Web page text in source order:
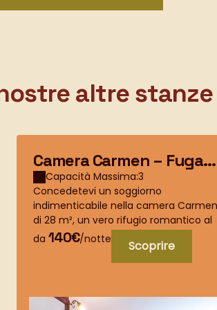
altre stanze
Camera Carmen – Fuga
romantica nel cuore della
Provenza
Capacità Massima:3
Concedetevi un soggiorno
indimenticabile nella camera Carmen
di 28 m², un vero rifugio romantico al
piano terra della guest house Justin de
da 140€/notte Scoprire